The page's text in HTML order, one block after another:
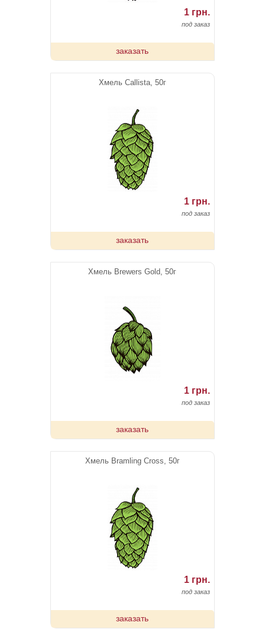
1 грн.
под заказ
заказать
Хмель Callista, 50г
1 грн.
под заказ
заказать
Хмель Brewers Gold, 50г
1 грн.
под заказ
заказать
Хмель Bramling Cross, 50г
1 грн.
под заказ
заказать